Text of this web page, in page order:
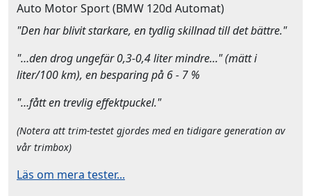
Auto Motor Sport(BMW 120d Automat)
"Den har blivit starkare, en tydlig skillnad till det bättre."
"…den drog ungefär 0,3-0,4 liter mindre…" (mätt i
liter/100 km), en besparing på 6 - 7 %
"…fått en trevlig effektpuckel."
(Notera att trim-testet gjordes med en tidigare generation av
vår trimbox)
Läs om mera tester...